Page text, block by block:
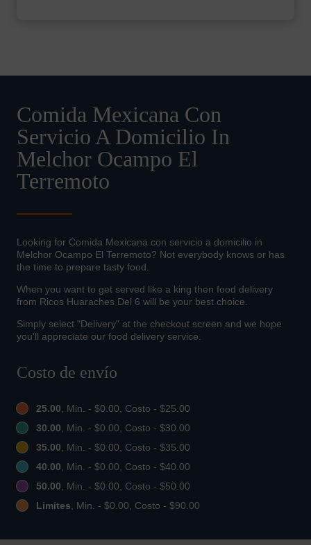
Comida Mexicana Con
Servicio A Domicilio In
Melchor Ocampo El
Terremoto
Looking for Comida Mexicana con servicio a domicilio in
Melchor Ocampo El Terremoto? Not everybody knows or has
the time to prepare tasty food.
When you want to get served like a king then food delivery
from Ricos Huaraches Del 6 will be your best choice.
Simply select "Delivery" at the checkout screen and we hope
you'll appreciate our food delivery service.
Costo de envío
25.00, Min. - $0.00, Costo - $25.00
30.00, Min. - $0.00, Costo - $30.00
35.00, Min. - $0.00, Costo - $35.00
40.00, Min. - $0.00, Costo - $40.00
50.00, Min. - $0.00, Costo - $50.00
Limites, Min. - $0.00, Costo - $90.00